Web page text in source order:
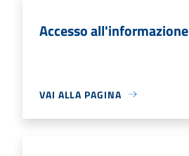
Accesso all'informazione
VAI ALLA PAGINA